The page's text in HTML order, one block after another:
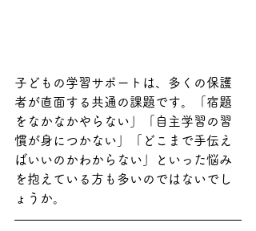
子どもの学習サポートは、多くの保護
者が直面する共通の課題です。「宿題
をなかなかやらない」「自主学習の習
慣が身につかない」「どこまで手伝え
ばいいのかわからない」といった悩み
を抱えている方も多いのではないでし
ょうか。